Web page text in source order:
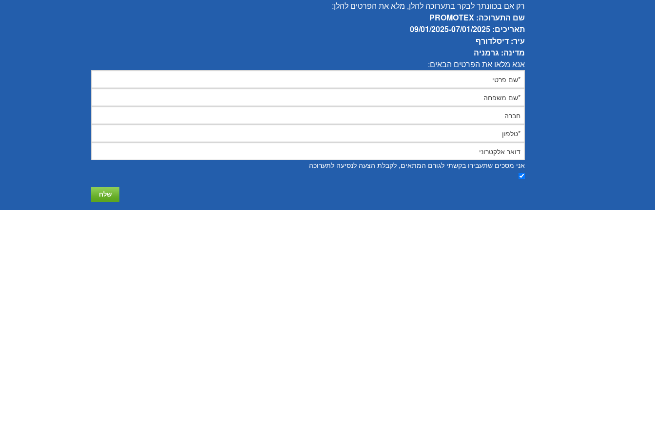
רק אם בכוונתך לבקר בתערוכה להלן, מלא את הפרטים להלן:
שם התערוכה: PROMOTEX
תאריכים: 09/01/2025-07/01/2025
עיר: דיסלדורף
מדינה: גרמניה
אנא מלאו את הפרטים הבאים:
אני מסכים שתעבירו בקשתי לגורם המתאים, לקבלת הצעה לנסיעה לתערוכה